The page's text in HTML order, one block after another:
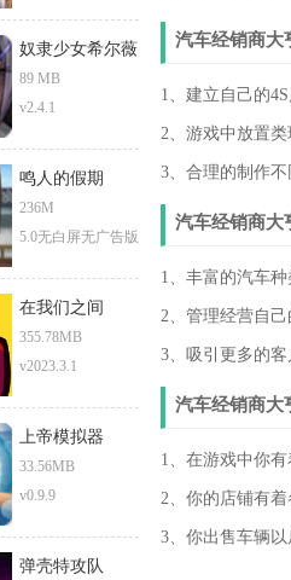
奴隶少女希尔薇
89 MB
v2.4.1
鸣人的假期
236M
5.0无白屏无广告版
在我们之间
355.78MB
v2023.3.1
上帝模拟器
33.56MB
v0.9.9
弹壳特攻队
汽车经销商大
1、建立自己的
2、游戏中放置
3、合理的制作
汽车经销商大
1、丰富的汽车种
2、管理经营自己
3、吸引更多的客
汽车经销商大
1、在游戏中你
2、你的店铺有
3、你出售车辆